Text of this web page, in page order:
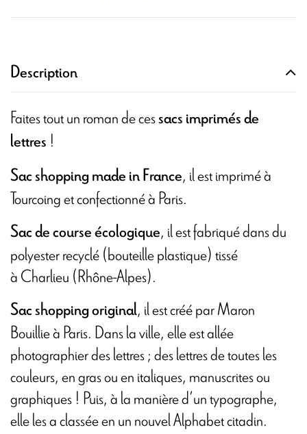
Description
Faites tout un roman de cessacs imprimés de
lettres !
Sac shopping made in France, il est imprimé à
Tourcoing et confectionné à Paris.
Sac de course écologique, il est fabriqué dans du
polyester recyclé (bouteille plastique) tissé
à Charlieu (Rhône-Alpes).
Sac shopping original, il est créé par Maron
Bouillie à Paris. Dans la ville, elle est allée
photographier des lettres ; des lettres de toutes les
couleurs, en gras ou en italiques, manuscrites ou
graphiques ! Puis, à la manière d’un typographe,
elle les a classée en un nouvel Alphabet citadin.